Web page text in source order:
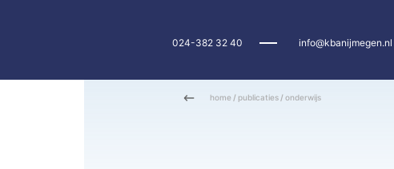
024-382 32 40 info@kbanijmegen.nl
home / publicaties/onderwijs